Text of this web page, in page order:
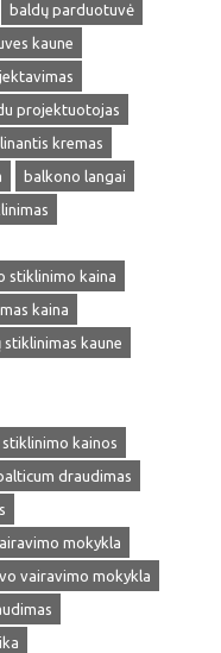
baldų parduotuvė
kaune
projektuotojas
kremas
balkono langai
stiklinimo kaina
kaina
stiklinimas kaune
stiklinimo kainos
draudimas
mokykla
vairavimo mokykla